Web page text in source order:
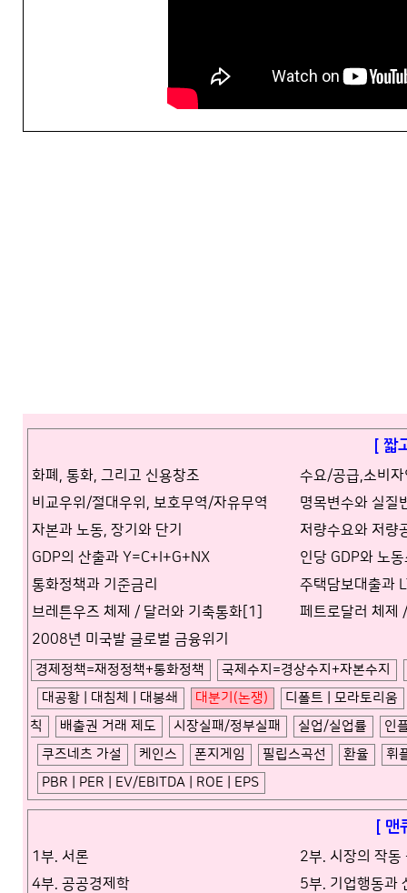
[ 짧
화폐, 통화, 그리고 신용창조
수요/공급,소비
비교우위/절대우위, 보호무역/자유무역
명목변수와 실질
자본과 노동, 장기와 단기
저량수요와 저량
GDP의 산출과 Y=C+I+G+NX
인당 GDP와 노
통화정책과 기준금리
주택담보대출과
브레튼우즈 체제 / 달러와 기축통화[1]
페트로달러 체제
2008년 미국발 글로벌 금융위기
경제정책=재정정책+통화정책
국제수지=경상수지+자본수지
대공황 | 대침체 | 대봉쇄
대분기(논쟁)
디폴트 | 모라토리움
칙
배출권 거래 제도 시장실패/정부실패 실업/실업률
인
쿠즈네츠 가설
케인스 폰지게임 필립스곡선 환율
휘
PBR | PER | EV/EBITDA | ROE | EPS
[ 맨
1부. 서론
2부. 시장의 작동
4부. 공공경제학
5부. 기업행동과